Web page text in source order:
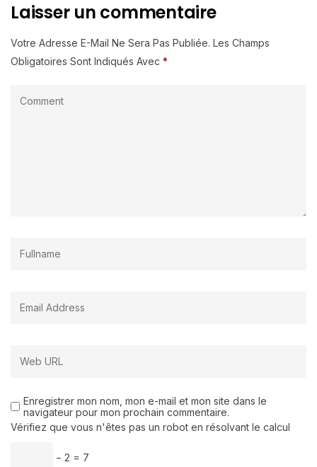
Laisser un commentaire
Votre Adresse E-Mail Ne Sera Pas Publiée. Les Champs
Obligatoires Sont Indiqués Avec *
Enregistrer mon nom, mon e-mail et mon site dans le
navigateur pour mon prochain commentaire.
Vérifiez que vous n'êtes pas un robot en résolvant le calcul
− 2 = 7